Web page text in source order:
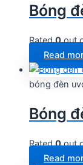
Bóng
Rated0out
Read
bóng đèn
Bóng
Rated0out
Read